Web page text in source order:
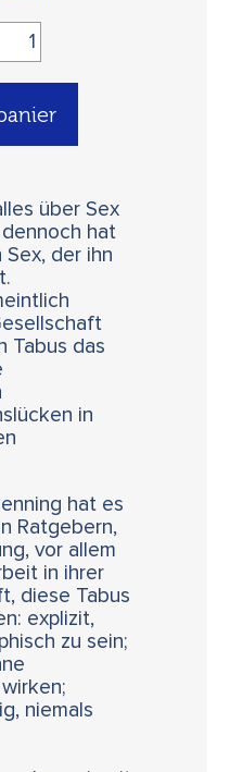
über Sex
hat
der ihn
Tabus das
in
hat es
Ratgebern,
vor allem
in ihrer
diese Tabus
explizit,
zu sein;
niemals